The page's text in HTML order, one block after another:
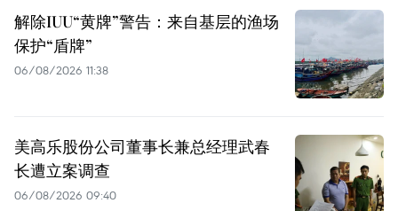
解除IUU“黄牌”警告：来自基层的渔场
保护“盾牌”
06/08/2026 11:38
美高乐股份公司董事长兼总经理武春
长遭立案调查
06/08/2026 09:40